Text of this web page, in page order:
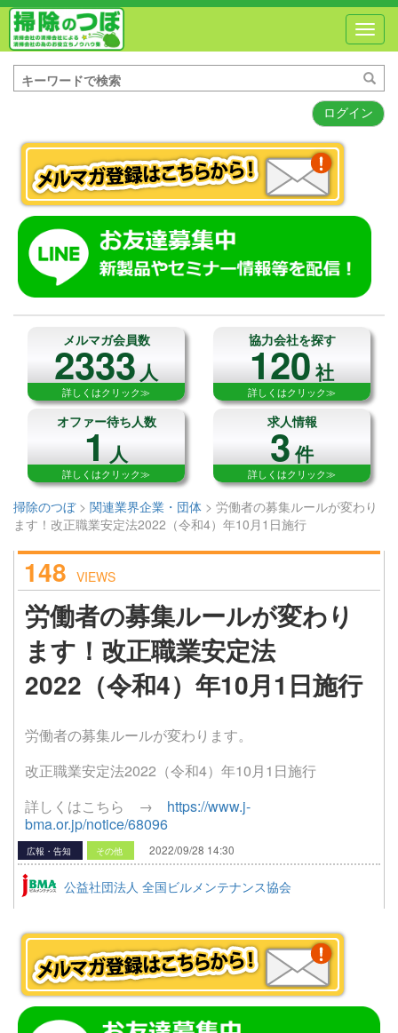
ログイン
メルマガ会員数
2333人
詳しくはクリック≫
協力会社を探す
120社
詳しくはクリック≫
オファー待ち人数
1人
詳しくはクリック≫
求人情報
3件
詳しくはクリック≫
掃除のつぼ> 関連業界企業・団体 > 労働者の募集ルールが変わり
ます！改正職業安定法2022（令和4）年10月1日施行
148 VIEWS
労働者の募集ルールが変わり
ます！改正職業安定法
2022（令和4）年10月1日施行
労働者の募集ルールが変わります。
改正職業安定法2022（令和4）年10月1日施行
詳しくはこちら → https://www.j-
bma.or.jp/notice/68096
広報・告知 その他 2022/09/28 14:30
公益社団法人 全国ビルメンテナンス協会